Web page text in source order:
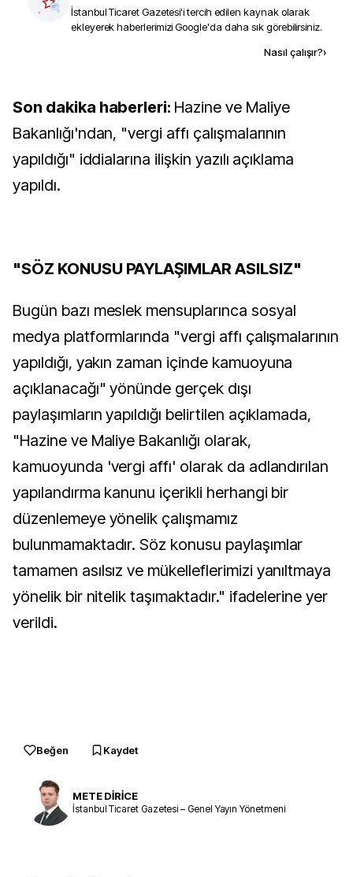
İstanbul Ticaret Gazetesi'i tercih edilen kaynak olarak
ekleyerek haberlerimizi Google'da daha sık görebilirsiniz.
Nasıl çalışır?›
Son dakika haberleri: Hazine ve Maliye
Bakanlığı'ndan, "vergi affı çalışmalarının
yapıldığı" iddialarına ilişkin yazılı açıklama
yapıldı.
"SÖZ KONUSU PAYLAŞIMLAR ASILSIZ"
Bugün bazı meslek mensuplarınca sosyal
medya platformlarında "vergi affı çalışmalarının
yapıldığı, yakın zaman içinde kamuoyuna
açıklanacağı" yönünde gerçek dışı
paylaşımların yapıldığı belirtilen açıklamada,
"Hazine ve Maliye Bakanlığı olarak,
kamuoyunda 'vergi affı' olarak da adlandırılan
yapılandırma kanunu içerikli herhangi bir
düzenlemeye yönelik çalışmamız
bulunmamaktadır. Söz konusu paylaşımlar
tamamen asılsız ve mükelleflerimizi yanıltmaya
yönelik bir nitelik taşımaktadır." ifadelerine yer
verildi.
Beğen Kaydet
METE DİRİCE
İstanbul Ticaret Gazetesi – Genel Yayın Yönetmeni